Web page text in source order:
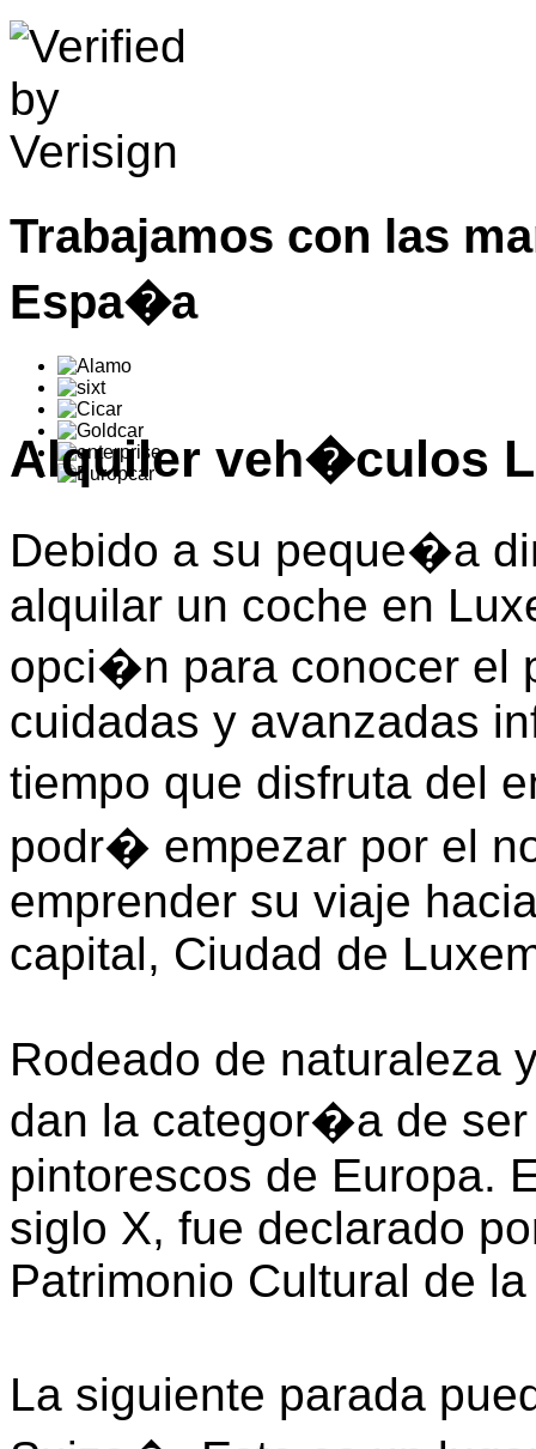
Trabajamos con las
Espa�a
Alquiler veh�culos
Debido a su peque�a
alquilar un coche en
opci�n para conocer el
cuidadas y avanzadas
tiempo que disfruta del
podr� empezar por el
emprender su viaje
capital, Ciudad de
Rodeado de naturaleza
dan la categor�a de
pintorescos de Europa.
siglo X, fue declarado
Patrimonio Cultural de
La siguiente parada